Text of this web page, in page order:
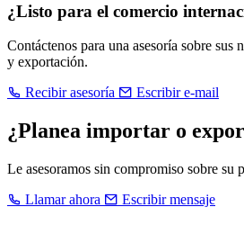
¿Listo para el comercio
Contáctenos para una asesoría sobre sus
y exportación.
Recibir asesoría
Escribir e-mail
¿Planea importar o
Le asesoramos sin compromiso sobre su
Llamar ahora
Escribir mensaje